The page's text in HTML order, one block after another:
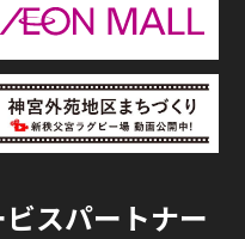
スパートナー